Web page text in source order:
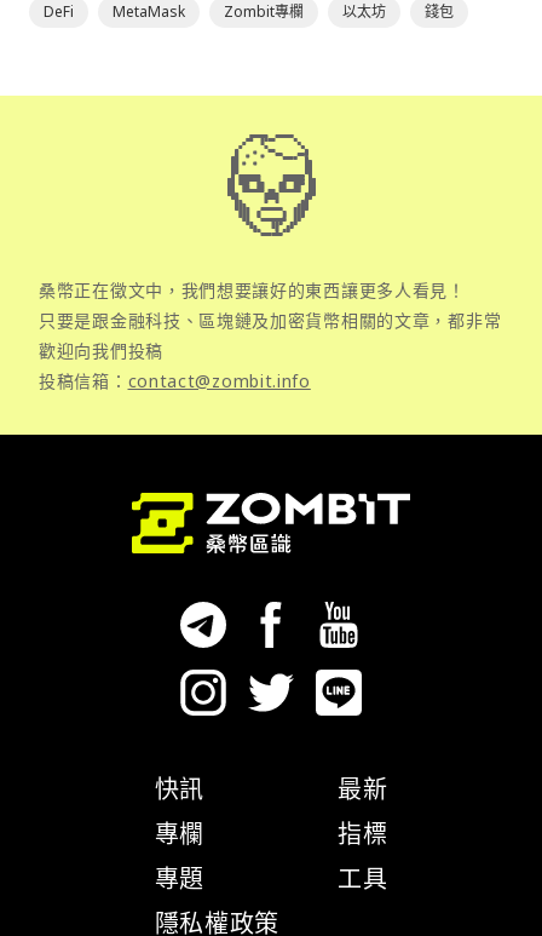
DeFi MetaMask Zombit專欄 以太坊 錢包
桑幣正在徵文中，我們想要讓好的東西讓更多人看見！
只要是跟金融科技、區塊鏈及加密貨幣相關的文章，都非常
歡迎向我們投稿
投稿信箱： contact@zombit.info
快訊
專欄
專題
隱私權政策
最新
指標
工具